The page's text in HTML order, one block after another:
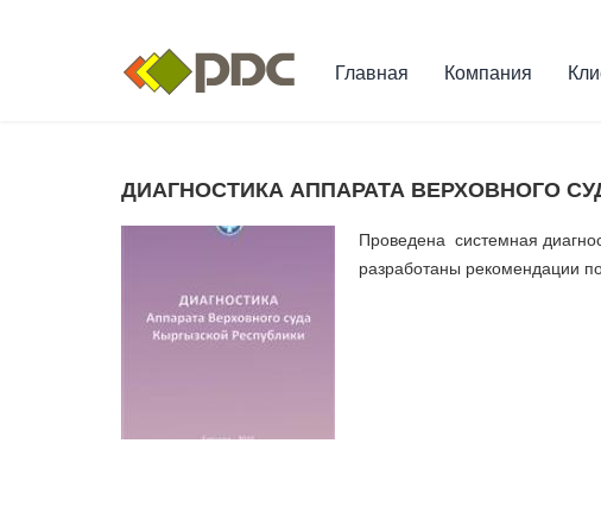
Главная Компания
ДИАГНОСТИКА АППАРАТА ВЕРХОВНОГО
Проведена системная
разработаны рекомендации